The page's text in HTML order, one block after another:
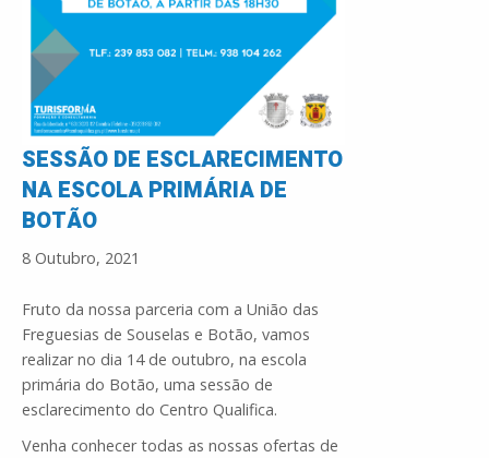
SESSÃO DE ESCLARECIMENTO
NA ESCOLA PRIMÁRIA DE
BOTÃO
8 Outubro, 2021
Fruto da nossa parceria com a União das
Freguesias de Souselas e Botão, vamos
realizar no dia 14 de outubro, na escola
primária do Botão, uma sessão de
esclarecimento do Centro Qualifica.
Venha conhecer todas as nossas ofertas de